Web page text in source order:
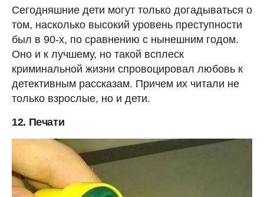
Сегодняшние дети могут только догадываться о
том, насколько высокий уровень преступности
был в 90-х, по сравнению с нынешним годом.
Оно и к лучшему, но такой всплеск
криминальной жизни спровоцировал любовь к
детективным рассказам. Причем их читали не
только взрослые, но и дети.
12. Печати